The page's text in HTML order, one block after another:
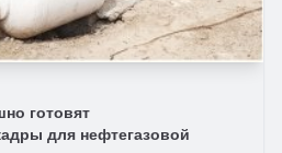
готовят
для нефтегазовой